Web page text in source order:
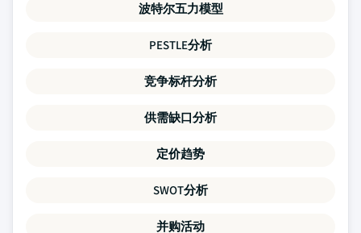
波特尔五力模型
PESTLE分析
竞争标杆分析
供需缺口分析
定价趋势
SWOT分析
并购活动